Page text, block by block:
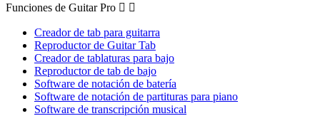
Funciones de Guitar Pro  
Creador de tab para guitarra
Reproductor de Guitar Tab
Creador de tablaturas para bajo
Reproductor de tab de bajo
Software de notación de batería
Software de notación de partituras para piano
Software de transcripción musical